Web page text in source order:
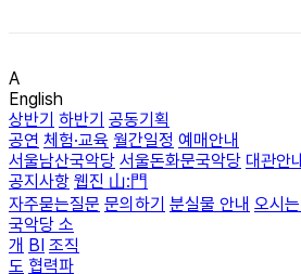
A
English
상반기 하반기 공동기획
공연 체험·교육 월간일정 예매안내
서울남산국악당 서울돈화문국악당 대관안
공지사항 웹진 山:門
자주묻는질문 문의하기 분실물 안내 오시
국악당 소
개 BI 조직
도 협력파